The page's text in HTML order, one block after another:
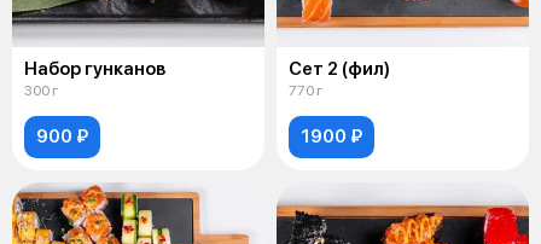
Набор гунканов
300 г
900 ₽
Сет 2 (фил)
770 г
1900 ₽